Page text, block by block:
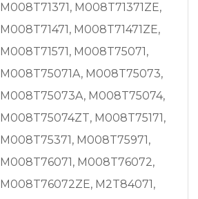
M008T71371, M008T71371ZE,
M008T71471, M008T71471ZE,
M008T71571, M008T75071,
M008T75071A, M008T75073,
M008T75073A, M008T75074,
M008T75074ZT, M008T75171,
M008T75371, M008T75971,
M008T76071, M008T76072,
M008T76072ZE, M2T84071,